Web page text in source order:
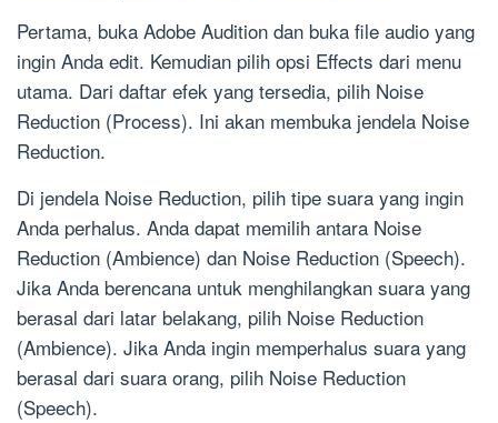
Pertama, buka Adobe Audition dan buka file audio yang
ingin Anda edit. Kemudian pilih opsi Effects dari menu
utama. Dari daftar efek yang tersedia, pilih Noise
Reduction (Process). Ini akan membuka jendela Noise
Reduction.
Di jendela Noise Reduction, pilih tipe suara yang ingin
Anda perhalus. Anda dapat memilih antara Noise
Reduction (Ambience) dan Noise Reduction (Speech).
Jika Anda berencana untuk menghilangkan suara yang
berasal dari latar belakang, pilih Noise Reduction
(Ambience). Jika Anda ingin memperhalus suara yang
berasal dari suara orang, pilih Noise Reduction
(Speech).